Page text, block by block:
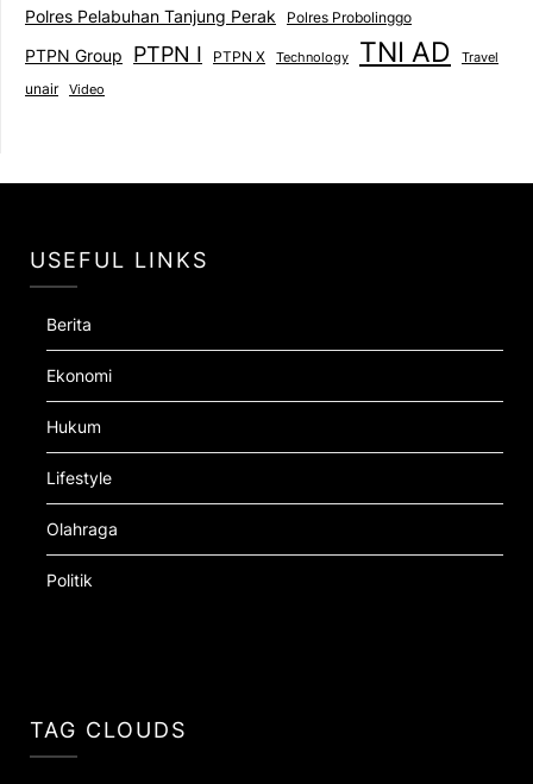
Polres Pelabuhan Tanjung Perak Polres Probolinggo
PTPN Group PTPN I PTPN X Technology TNI AD Travel
unair Video
USEFUL LINKS
Berita
Ekonomi
Hukum
Lifestyle
Olahraga
Politik
TAG CLOUDS